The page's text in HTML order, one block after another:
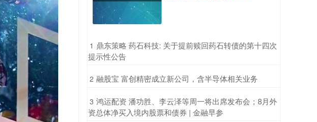
1 ​鼎东策略 药石科技: 关于提前赎回药石转债的第十四次
提示性公告
2 ​融股宝 富创精密成立新公司，含半导体相关业务
3 ​鸿运配资 潘功胜、李云泽等周一将出席发布会；8月外
资总体净买入境内股票和债券 | 金融早参